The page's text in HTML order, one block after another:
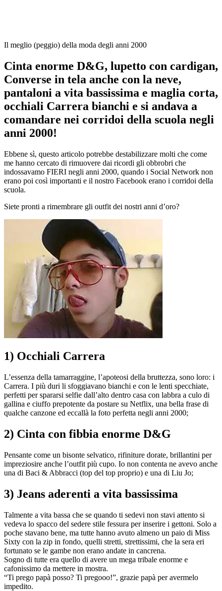
Il meglio (peggio) della moda degli anni 2000
Cinta enorme D&G, lupetto con cardigan,
Converse in tela anche con la neve,
pantaloni a vita bassissima e maglia corta,
occhiali Carrera bianchi e si andava a
comandare nei corridoi della scuola negli
anni 2000!
Ebbene sì, questo articolo potrebbe destabilizzare molti che come
me hanno cercato di rimuovere dai ricordi gli obbrobri che
indossavamo FIERI negli anni 2000, quando i Social Network non
erano poi così importanti e il nostro Facebook erano i corridoi della
scuola.
Siete pronti a rimembrare gli outfit dei nostri anni d’oro?
1) Occhiali Carrera
L’essenza della tamarraggine, l’apoteosi della bruttezza, sono loro: i
Carrera. I più duri li sfoggiavano bianchi e con le lenti specchiate,
perfetti per spararsi selfie dall’alto dentro casa con labbra a culo di
gallina e ciuffo prepotente da postare su Netflix, una bella frase di
qualche canzone ed eccallà la foto perfetta negli anni 2000;
2) Cinta con fibbia enorme D&G
Pensante come un bisonte selvatico, rifiniture dorate, brillantini per
impreziosire anche l’outfit più cupo. Io non contenta ne avevo anche
una di Baci & Abbracci (top del top proprio) e una di Liu Jo;
3) Jeans aderenti a vita bassissima
Talmente a vita bassa che se quando ti sedevi non stavi attento si
vedeva lo spacco del sedere stile fessura per inserire i gettoni. Solo a
poche stavano bene, ma tutte hanno avuto almeno un paio di Miss
Sixty con la zip in fondo, quelli stretti, strettissimi, che la sera eri
fortunato se le gambe non erano andate in cancrena.
Sogno di tutte era quello di avere un mega tribale enorme e
cafonissimo da mettere in mostra.
“Ti prego papà posso? Ti pregooo!”, grazie papà per avermelo
impedito.